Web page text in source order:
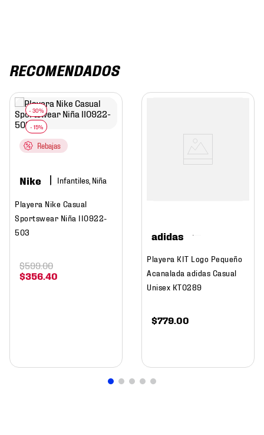
RECOMENDADOS
Rebajas
Nike Infantiles, Niña
Playera Nike Casual
Sportswear Niña II0922-
503
$356 40
$599.00
adidas
Playera KIT Logo Pequeño
Acanalada adidas Casual
Unisex KT0289
$779 00